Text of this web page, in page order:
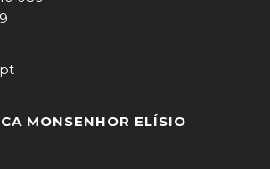
MONSENHOR ELÍSIO